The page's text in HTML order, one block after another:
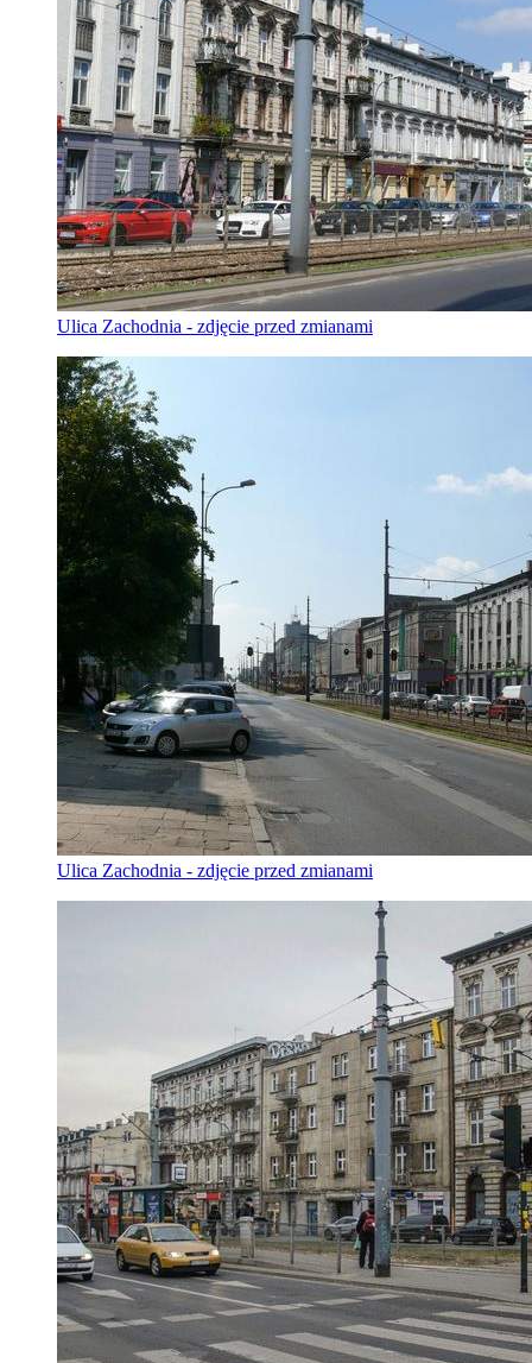
Ulica Zachodnia - zdjęcie przed zmianami
Ulica Zachodnia - zdjęcie przed zmianami